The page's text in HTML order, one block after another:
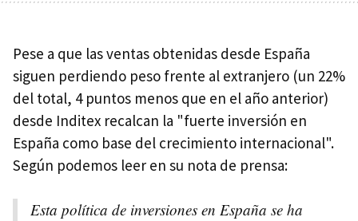
Pese a que las ventas obtenidas desde España
siguen perdiendo peso frente al extranjero (un 22%
del total, 4 puntos menos que en el año anterior)
desde Inditex recalcan la "fuerte inversión en
España como base del crecimiento internacional".
Según podemos leer en su nota de prensa:
Esta política de inversiones en España se ha